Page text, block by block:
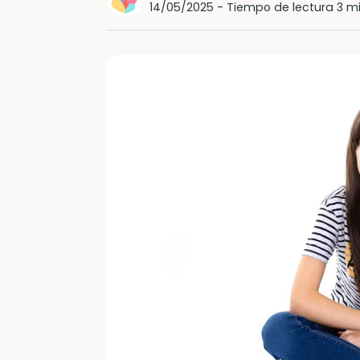
14/05/2025 - Tiempo de lectura 3